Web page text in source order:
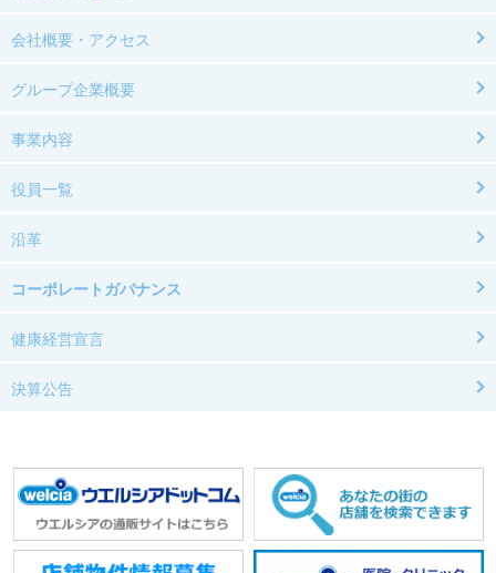
会社概要・アクセス
グループ企業概要
事業内容
役員一覧
沿革
コーポレートガバナンス
健康経営宣言
決算公告